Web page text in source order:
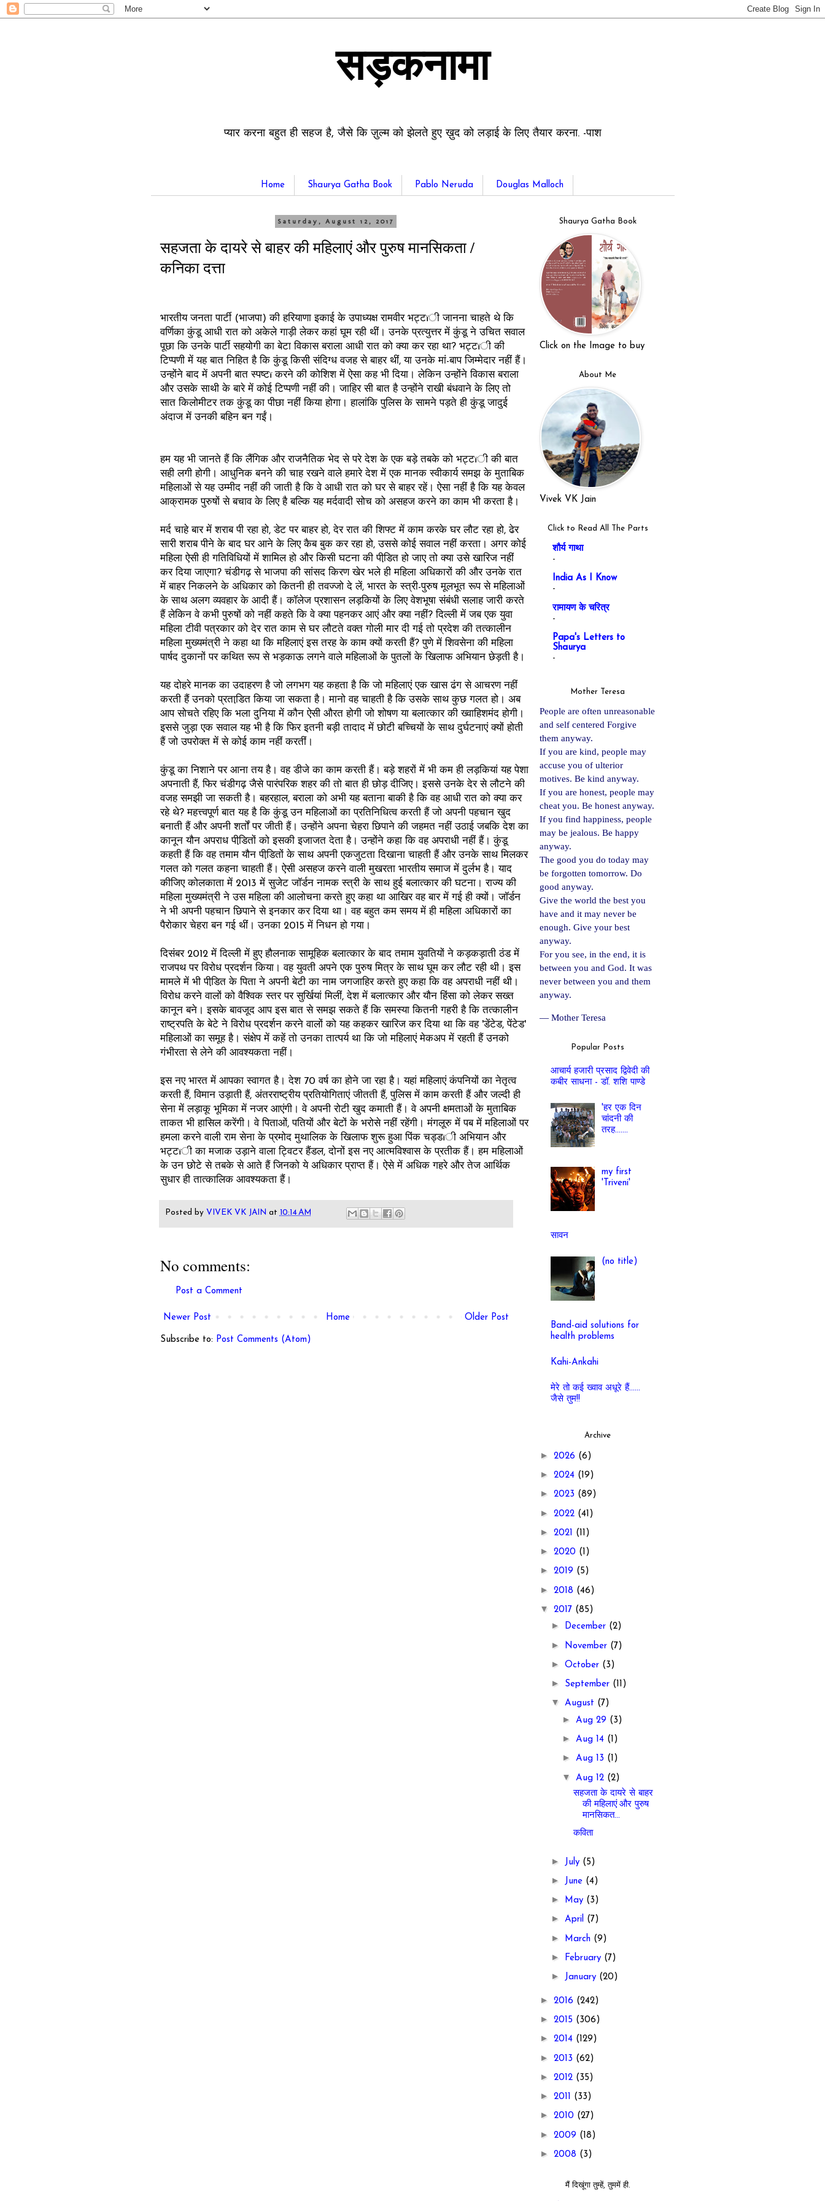
सड़कनामा
प्यार करना बहुत ही सहज है, जैसे कि ज़ुल्म को झेलते हुए ख़ुद को लड़ाई के लिए तैयार करना. -पाश
Home Shaurya Gatha Book Pablo Neruda Douglas Malloch
Saturday, August 12, 2017
सहजता के दायरे से बाहर की महिलाएं और पुरुष मानसिकता /
कनिका दत्ता
भारतीय जनता पार्टी (भाजपा) की हरियाणा इकाई के उपाध्यक्ष रामवीर भट्टïी जानना चाहते थे कि
वर्णिका कुंडू आधी रात को अकेले गाड़ी लेकर कहां घूम रही थीं। उनके प्रत्युत्तर में कुंडू ने उचित सवाल
पूछा कि उनके पार्टी सहयोगी का बेटा विकास बराला आधी रात को क्या कर रहा था? भट्टïी की
टिप्पणी में यह बात निहित है कि कुंडू किसी संदिग्ध वजह से बाहर थीं, या उनके मां-बाप जिम्मेदार नहीं हैं।
उन्होंने बाद में अपनी बात स्पष्टï करने की कोशिश में ऐसा कह भी दिया। लेकिन उन्होंने विकास बराला
और उसके साथी के बारे में कोई टिप्पणी नहीं की। जाहिर सी बात है उन्होंने राखी बंधवाने के लिए तो
सात किलोमीटर तक कुंडू का पीछा नहीं किया होगा। हालांकि पुलिस के सामने पड़ते ही कुंडू जादुई
अंदाज में उनकी बहिन बन गईं।
हम यह भी जानते हैं कि लैंगिक और राजनैतिक भेद से परे देश के एक बड़े तबके को भट्टïी की बात
सही लगी होगी। आधुनिक बनने की चाह रखने वाले हमारे देश में एक मानक स्वीकार्य समझ के मुताबिक
महिलाओं से यह उम्मीद नहीं की जाती है कि वे आधी रात को घर से बाहर रहें। ऐसा नहीं है कि यह केवल
आक्रामक पुरुषों से बचाव के लिए है बल्कि यह मर्दवादी सोच को असहज करने का काम भी करता है।
मर्द चाहे बार में शराब पी रहा हो, डेट पर बाहर हो, देर रात की शिफ्ट में काम करके घर लौट रहा हो, ढेर
सारी शराब पीने के बाद घर आने के लिए कैब बुक कर रहा हो, उससे कोई सवाल नहीं करता। अगर कोई
महिला ऐसी ही गतिविधियों में शामिल हो और किसी घटना की पीडि़त हो जाए तो क्या उसे खारिज नहीं
कर दिया जाएगा? चंडीगढ़ से भाजपा की सांसद किरण खेर भले ही महिला अधिकारों की और उनके रात
में बाहर निकलने के अधिकार को कितनी ही तवज्जो दे लें, भारत के स्त्री-पुरुष मूलभूत रूप से महिलाओं
के साथ अलग व्यवहार के आदी हैं। कॉलेज प्रशासन लड़कियों के लिए वेशभूषा संबंधी सलाह जारी करते
हैं लेकिन वे कभी पुरुषों को नहीं कहते कि वे क्या पहनकर आएं और क्या नहीं? दिल्ली में जब एक युवा
महिला टीवी पत्रकार को देर रात काम से घर लौटते वक्त गोली मार दी गई तो प्रदेश की तत्कालीन
महिला मुख्यमंत्री ने कहा था कि महिलाएं इस तरह के काम क्यों करती हैं? पुणे में शिवसेना की महिला
पार्षद दुकानों पर कथित रूप से भड़काऊ लगने वाले महिलाओं के पुतलों के खिलाफ अभियान छेड़ती है।
यह दोहरे मानक का उदाहरण है जो लगभग यह कहता है कि जो महिलाएं एक खास ढंग से आचरण नहीं
करती हैं उनको प्रताडि़त किया जा सकता है। मानो वह चाहती है कि उसके साथ कुछ गलत हो। अब
आप सोचते रहिए कि भला दुनिया में कौन ऐसी औरत होगी जो शोषण या बलात्कार की ख्वाहिशमंद होगी।
इससे जुड़ा एक सवाल यह भी है कि फिर इतनी बड़ी तादाद में छोटी बच्चियों के साथ दुर्घटनाएं क्यों होती
हैं जो उपरोक्त में से कोई काम नहीं करतीं।
कुंडू का निशाने पर आना तय है। वह डीजे का काम करती हैं। बड़े शहरों में भी कम ही लड़कियां यह पेशा
अपनाती हैं, फिर चंडीगढ़ जैसे पारंपरिक शहर की तो बात ही छोड़ दीजिए। इससे उनके देर से लौटने की
वजह समझी जा सकती है। बहरहाल, बराला को अभी यह बताना बाकी है कि वह आधी रात को क्या कर
रहे थे? महत्त्वपूर्ण बात यह है कि कुंडू उन महिलाओं का प्रतिनिधित्व करती हैं जो अपनी पहचान खुद
बनाती हैं और अपनी शर्तों पर जीती हैं। उन्होंने अपना चेहरा छिपाने की जहमत नहीं उठाई जबकि देश का
कानून यौन अपराध पीडि़तों को इसकी इजाजत देता है। उन्होंने कहा कि वह अपराधी नहीं हैं। कुंडू
कहती हैं कि वह तमाम यौन पीडि़तों के साथ अपनी एकजुटता दिखाना चाहती हैं और उनके साथ मिलकर
गलत को गलत कहना चाहती हैं। ऐसी असहज करने वाली मुखरता भारतीय समाज में दुर्लभ है। याद
कीजिए कोलकाता में 2013 में सुजेट जॉर्डन नामक स्त्री के साथ हुई बलात्कार की घटना। राज्य की
महिला मुख्यमंत्री ने उस महिला की आलोचना करते हुए कहा था आखिर वह बार में गई ही क्यों। जॉर्डन
ने भी अपनी पहचान छिपाने से इनकार कर दिया था। वह बहुत कम समय में ही महिला अधिकारों का
पैरोकार चेहरा बन गई थीं। उनका 2015 में निधन हो गया।
दिसंबर 2012 में दिल्ली में हुए हौलनाक सामूहिक बलात्कार के बाद तमाम युवतियों ने कड़कड़ाती ठंड में
राजपथ पर विरोध प्रदर्शन किया। वह युवती अपने एक पुरुष मित्र के साथ घूम कर लौट रही थी। इस
मामले में भी पीडि़त के पिता ने अपनी बेटी का नाम जगजाहिर करते हुए कहा कि वह अपराधी नहीं थी।
विरोध करने वालों को वैश्विक स्तर पर सुर्खियां मिलीं, देश में बलात्कार और यौन हिंसा को लेकर सख्त
कानून बने। इसके बावजूद आप इस बात से समझ सकते हैं कि समस्या कितनी गहरी है कि तत्कालीन
राष्ट्रपति के बेटे ने विरोध प्रदर्शन करने वालों को यह कहकर खारिज कर दिया था कि वह 'डेंटेड, पेंटेड'
महिलाओं का समूह है। संक्षेप में कहें तो उनका तात्पर्य था कि जो महिलाएं मेकअप में रहती हैं उनको
गंभीरता से लेने की आवश्यकता नहीं।
इस नए भारत में आपका स्वागत है। देश 70 वर्ष का होने जा रहा है। यहां महिलाएं कंपनियों का नेतृत्व
करती हैं, विमान उड़ाती हैं, अंतरराष्ट्रीय प्रतियोगिताएं जीतती हैं, पुलिस में काम करती हैं और जल्दी ही
सेना में लड़ाकू भूमिका में नजर आएंगी। वे अपनी रोटी खुद कमाती हैं। वे अपनी क्षमताओं के मुताबिक
ताकत भी हासिल करेंगी। वे पिताओं, पतियों और बेटों के भरोसे नहीं रहेंगी। मंगलूरु में पब में महिलाओं पर
हमला करने वाली राम सेना के प्रमोद मुथालिक के खिलाफ शुरू हुआ पिंक चड्डïी अभियान और
भट्टïी का मजाक उड़ाने वाला ट्विटर हैंडल, दोनों इस नए आत्मविश्वास के प्रतीक हैं। हम महिलाओं
के उन छोटे से तबके से आते हैं जिनको ये अधिकार प्राप्त हैं। ऐसे में अधिक गहरे और तेज आर्थिक
सुधार ही तात्कालिक आवश्यकता हैं।
Posted by VIVEK VK JAIN at 10:14 AM
No comments:
Post a Comment
Newer Post Older Post
Home
Subscribe to: Post Comments (Atom)
Shaurya Gatha Book
Click on the Image to buy
About Me
Vivek VK Jain
Click to Read All The Parts
शौर्य गाथा
-
India As I Know
-
रामायण के चरित्र
-
Papa's Letters to
Shaurya
-
Mother Teresa
People are often unreasonable
and self centered Forgive
them anyway.
If you are kind, people may
accuse you of ulterior
motives. Be kind anyway.
If you are honest, people may
cheat you. Be honest anyway.
If you find happiness, people
may be jealous. Be happy
anyway.
The good you do today may
be forgotten tomorrow. Do
good anyway.
Give the world the best you
have and it may never be
enough. Give your best
anyway.
For you see, in the end, it is
between you and God. It was
never between you and them
anyway.
― Mother Teresa
Popular Posts
आचार्य हजारी प्रसाद द्विवेदी की
कबीर साधना - डॉ. शशि पाण्डे
'हर एक दिन
चांदनी की
तरह.......
my first
'Triveni'
सावन
(no title)
Band-aid solutions for
health problems
Kahi-Ankahi
मेरे तो कई ख्वाव अधूरे हैं......
जैसे तुम!!
Archive
► 2026 (6)
► 2024 (19)
► 2023 (89)
► 2022 (41)
► 2021 (11)
► 2020 (1)
► 2019 (5)
► 2018 (46)
▼ 2017 (85)
► December (2)
► November (7)
► October (3)
► September (11)
▼ August (7)
► Aug 29 (3)
► Aug 14 (1)
► Aug 13 (1)
▼ Aug 12 (2)
सहजता के दायरे से बाहर
की महिलाएं और पुरुष
मानसिकत...
कविता
► July (5)
► June (4)
► May (3)
► April (7)
► March (9)
► February (7)
► January (20)
► 2016 (242)
► 2015 (306)
► 2014 (129)
► 2013 (62)
► 2012 (35)
► 2011 (33)
► 2010 (27)
► 2009 (18)
► 2008 (3)
मैं दिखूंगा तुम्हें, तुममें ही.